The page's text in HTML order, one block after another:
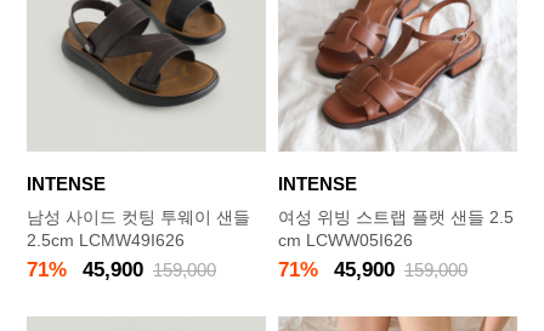
INTENSE
남성 사이드 컷팅 투웨이 샌들
2.5cm LCMW49I626
71% 45,900 159,000
INTENSE
여성 위빙 스트랩 플랫 샌들 2.5
cm LCWW05I626
71% 45,900 159,000